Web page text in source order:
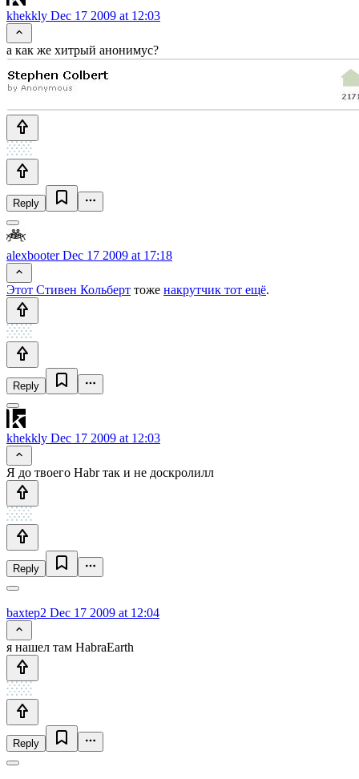
khekkly Dec 17 2009 at 12:03
а как же хитрый анонимус?
Reply
alexbooterDec 17 2009 at 17:18
Этот Стивен Кольберт тоже накрутчик тот ещё.
Reply
khekkly Dec 17 2009 at 12:03
Я до твоего Habr так и не доскролилл
Reply
baxtep2 Dec 17 2009 at 12:04
я нашел там HabraEarth
Reply